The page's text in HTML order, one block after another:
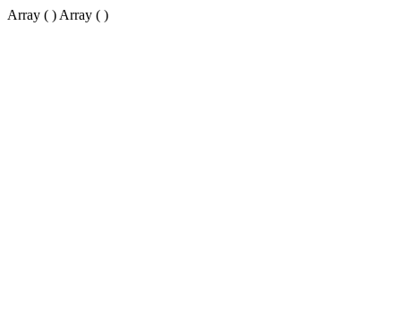
Array ( ) Array ( )